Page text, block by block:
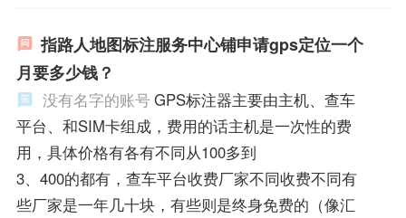
指路人地图标注服务中心铺申请gps定位一个
月要多少钱？
没有名字的账号GPS标注器主要由主机、查车
平台、和SIM卡组成，费用的话主机是一次性的费
用，具体价格有各有不同从100多到
3、400的都有，查车平台收费厂家不同收费不同有
些厂家是一年几十块，有些则是终身免费的（像汇